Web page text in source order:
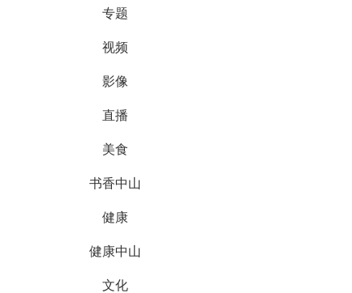
专题
视频
影像
直播
美食
书香中山
健康
健康中山
文化